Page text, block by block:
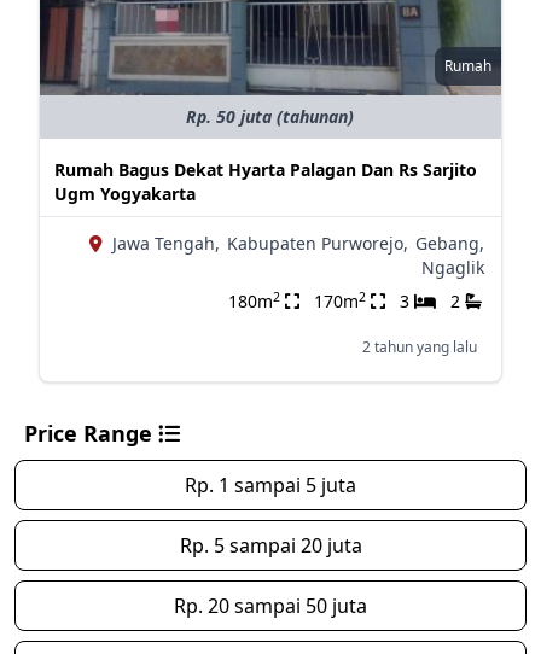
Rumah
Rp. 50 juta (tahunan)
Rumah Bagus Dekat Hyarta Palagan Dan Rs Sarjito
Ugm Yogyakarta
Jawa Tengah, Kabupaten Purworejo, Gebang,
Ngaglik
180m2 170m2 3 2
2 tahun yang lalu
Price Range
Rp. 1 sampai 5 juta
Rp. 5 sampai 20 juta
Rp. 20 sampai 50 juta